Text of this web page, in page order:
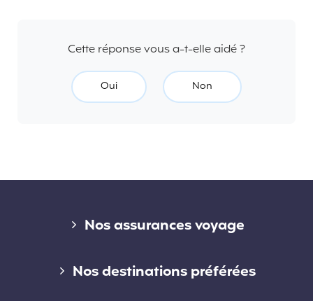
Cette réponse vous a-t-elle aidé ?
Oui Non
Nos assurances voyage
Assurance voyage courte durée
Nos destinations préférées